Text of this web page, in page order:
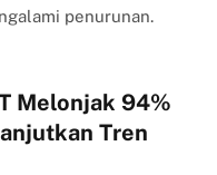
penurunan.
Melonjak 94%
Tren